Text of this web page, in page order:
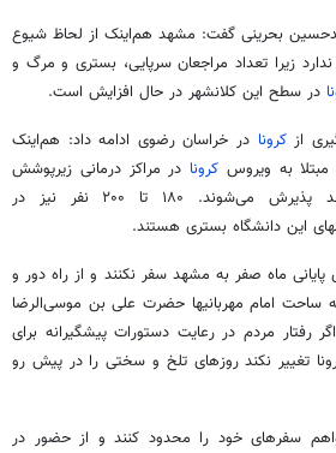
بحرینی گفت: مشهد هم‌اینک از لحاظ شیوع
شرایط خوبی ندارد زیرا تعداد مراجعان سرپایی، بستری و مرگ و
در سطح این کلانشهر در حال افزایش است.
ازکرونا در خراسان رضوی ادامه داد: هم‌اینک
کرونا در مراکز درمانی زیرپوشش
دانشگاه علوم پزشکی مشهد پذیرش می‌شوند. ۱۸۰ تا ۲۰۰ نفر نیز در
این دانشگاه بستری هستند.
ماه صفر به مشهد سفر نکنند و از راه دور و
ساحت امام مهربانیها حضرت علی بن موسی‌الرضا
رفتار مردم در رعایت دستورات پیشگیرانه برای
تغییر نکند روزهای تلخ و سختی را در پیش رو
سفرهای خود را محدود کنند و از حضور در